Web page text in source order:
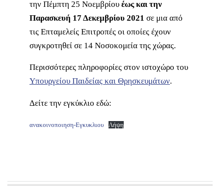
την Πέμπτη 25 Νοεμβρίου έως και την
Παρασκευή 17 Δεκεμβρίου 2021 σε μια από
τις Επταμελείς Επιτροπές οι οποίες έχουν
συγκροτηθεί σε 14 Νοσοκομεία της χώρας.
Περισσότερες πληροφορίες στον ιστοχώρο του
Υπουργείου Παιδείας και Θρησκευμάτων.
Δείτε την εγκύκλιο εδώ:
ανακοινοποιηση-Εγκυκλιου Λήψη